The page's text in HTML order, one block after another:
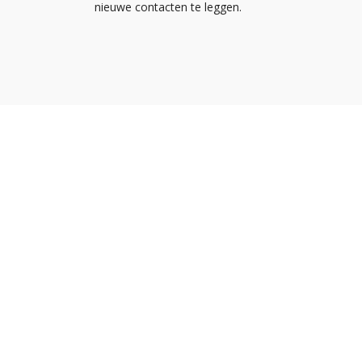
nieuwe contacten te leggen.